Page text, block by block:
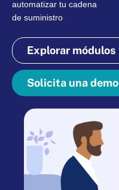
automatizar tu cadena
de suministro
Explorar módulos
Solicita una demo